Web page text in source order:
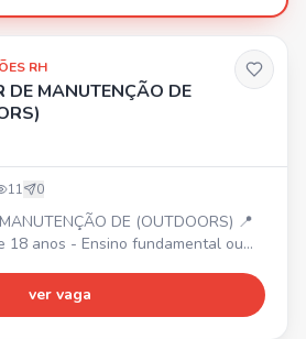
DIGITAL DE TRABALHO para
RH
DE MANUTENÇÃO DE
11 0
DE (OUTDOORS) 📍
18 anos - Ensino fundamental ou
instalação, montagem ou
para trabalhar em altura e
ver vaga